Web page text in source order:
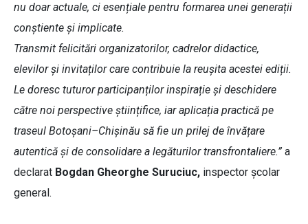
nu doar actuale, ci esențiale pentru formarea unei generații
conștiente și implicate.
Transmit felicitări organizatorilor, cadrelor didactice,
elevilor și invitaților care contribuie la reușita acestei ediții.
Le doresc tuturor participanților inspirație și deschidere
către noi perspective științifice, iar aplicația practică pe
traseul Botoșani–Chișinău să fie un prilej de învățare
autentică și de consolidare a legăturilor transfrontaliere.” a
declarat Bogdan Gheorghe Suruciuc, inspector școlar
general.